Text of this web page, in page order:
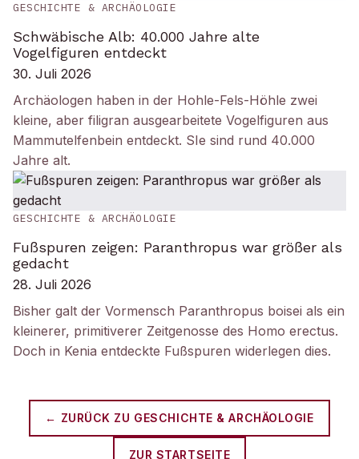
GESCHICHTE & ARCHÄOLOGIE
Schwäbische Alb: 40.000 Jahre alte
Vogelfiguren entdeckt
30. Juli 2026
Archäologen haben in der Hohle-Fels-Höhle zwei
kleine, aber filigran ausgearbeitete Vogelfiguren aus
Mammutelfenbein entdeckt. SIe sind rund 40.000
Jahre alt.
GESCHICHTE & ARCHÄOLOGIE
Fußspuren zeigen: Paranthropus war größer als
gedacht
28. Juli 2026
Bisher galt der Vormensch Paranthropus boisei als ein
kleinerer, primitiverer Zeitgenosse des Homo erectus.
Doch in Kenia entdeckte Fußspuren widerlegen dies.
← ZURÜCK ZU GESCHICHTE & ARCHÄOLOGIE
ZUR STARTSEITE